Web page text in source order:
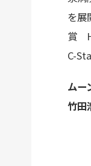
を展
賞
C-
ムー
竹田